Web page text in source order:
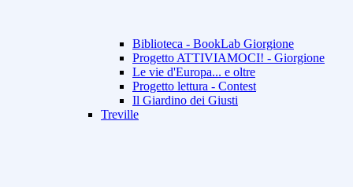
Biblioteca - BookLab Giorgione
Progetto ATTIVIAMOCI! - Giorgione
Le vie d'Europa... e oltre
Progetto lettura - Contest
Il Giardino dei Giusti
Treville